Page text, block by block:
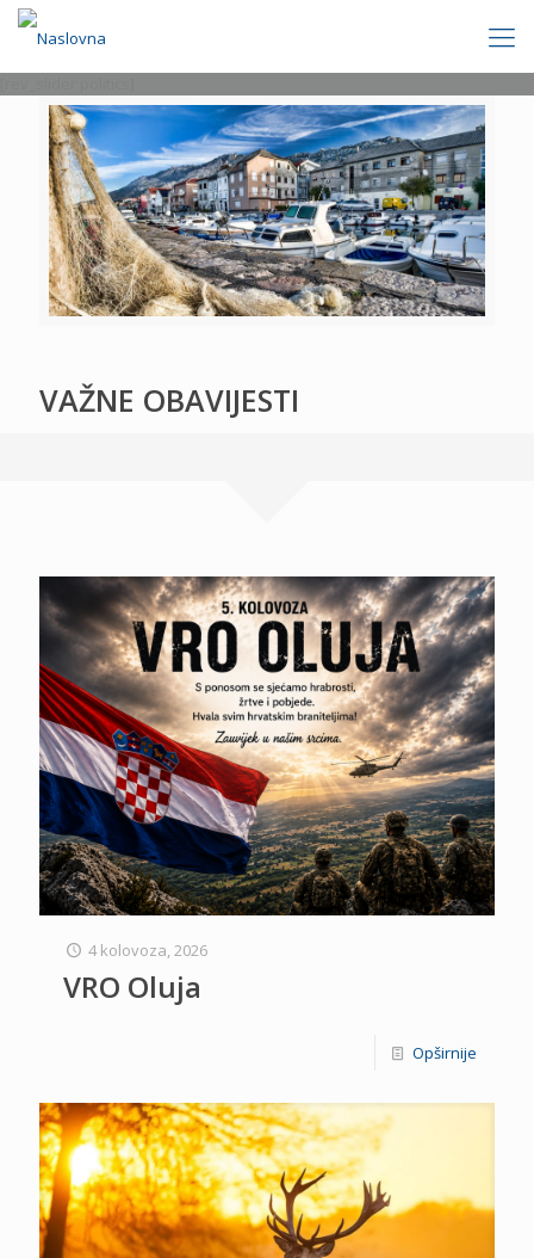
VAŽNE OBAVIJESTI
4 kolovoza, 2026
VRO Oluja
Opširnije